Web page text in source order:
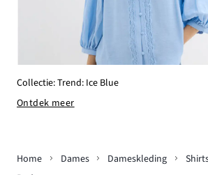
Collectie: Trend: Ice Blue
Ontdek meer
Home Dames Dameskleding